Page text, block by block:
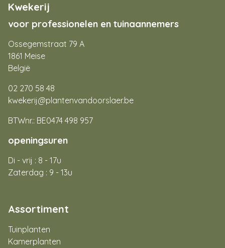
Kwekerij
voor professionelen en tuinaannemers
Ossegemstraat 79 A
1861 Meise
België
02 270 58 48
kwekerij@plantenvandoorslaer.be
BTWnr.: BE0474 498 957
openingsuren
Di - vrij : 8 - 17u
Zaterdag : 9 - 13u
Assortiment
Tuinplanten
Kamerplanten